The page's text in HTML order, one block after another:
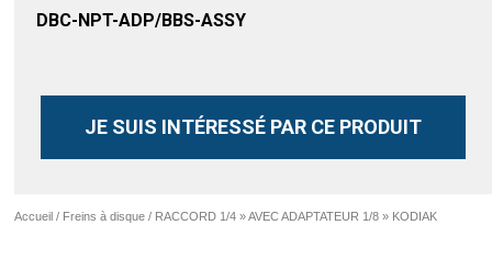
Accueil / Freins à disque / RACCORD 1/4 » AVEC ADAPTATEUR 1/8 » KODIAK
DBC-NPT-ADP/BBS-ASSY
JE SUIS INTÉRESSÉ PAR CE PRODUIT